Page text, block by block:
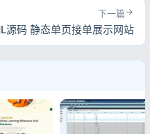
下一篇
源码 静态单页接单展示网站